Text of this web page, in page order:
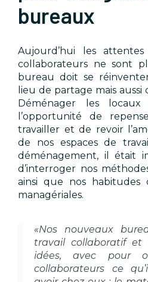
bureaux
Aujourd’hui les
collaborateurs ne sont
bureau doit se
lieu de partage mais aussi
Déménager les
l’opportunité de
travailler et de revoir
de nos espaces de
déménagement, il était
d’interroger nos
ainsi que nos habitudes
managériales.
«Nos nouveaux
travail collaboratif
idées, avec pour
collaborateurs ce